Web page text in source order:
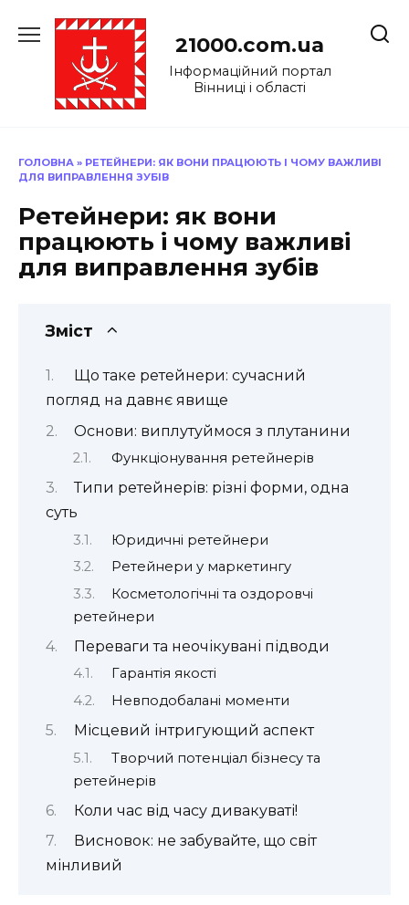
до
21000.com.ua
Інформаційний портал
Вінниці і області
ГОЛОВНА » РЕТЕЙНЕРИ: ЯК ВОНИ ПРАЦЮЮТЬ І ЧОМУ ВАЖЛИВІ
ДЛЯ ВИПРАВЛЕННЯ ЗУБІВ
Ретейнери: як вони
працюють і чому важливі
для виправлення зубів
Зміст
Що таке ретейнери: сучасний
погляд на давнє явище
Основи: виплутуймося з плутанини
Функціонування ретейнерів
Типи ретейнерів: різні форми, одна
суть
Юридичні ретейнери
Ретейнери у маркетингу
Косметологічні та оздоровчі
ретейнери
Переваги та неочікувані підводи
Гарантія якості
Невподобалані моменти
Місцевий інтригующий аспект
Творчий потенціал бізнесу та
ретейнерів
Коли час від часу дивакуваті!
Висновок: не забувайте, що світ
мінливий